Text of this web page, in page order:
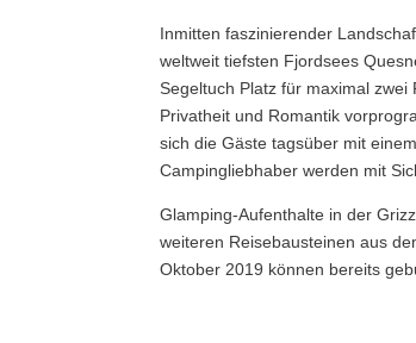
Inmitten faszinierender
weltweit tiefsten Fjordsees
Segeltuch Platz für maximal
Privatheit und Romantik
sich die Gäste tagsüber mit
Campingliebhaber werden mit
Glamping-Aufenthalte in der
weiteren Reisebausteinen aus
Oktober 2019 können bereits